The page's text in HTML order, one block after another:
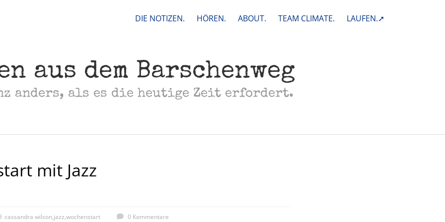
DIE NOTIZEN. HÖREN. ABOUT. TEAM CLIMATE. LAUFEN.➚
aus dem Barschenweg
anders, als es die heutige Zeit erfordert.
mit Jazz
cassandra wilson,jazz,wochenstart 0 Kommentare